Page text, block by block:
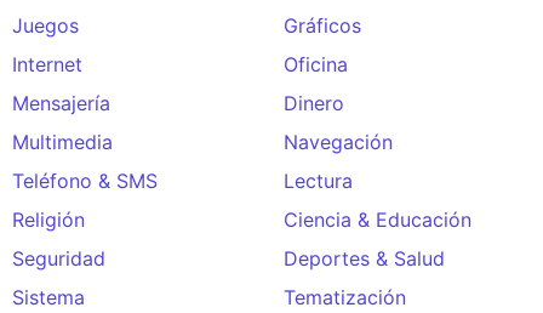
Juegos
Gráficos
Internet
Oficina
Mensajería
Dinero
Multimedia
Navegación
Teléfono & SMS
Lectura
Religión
Ciencia & Educación
Seguridad
Deportes & Salud
Sistema
Tematización